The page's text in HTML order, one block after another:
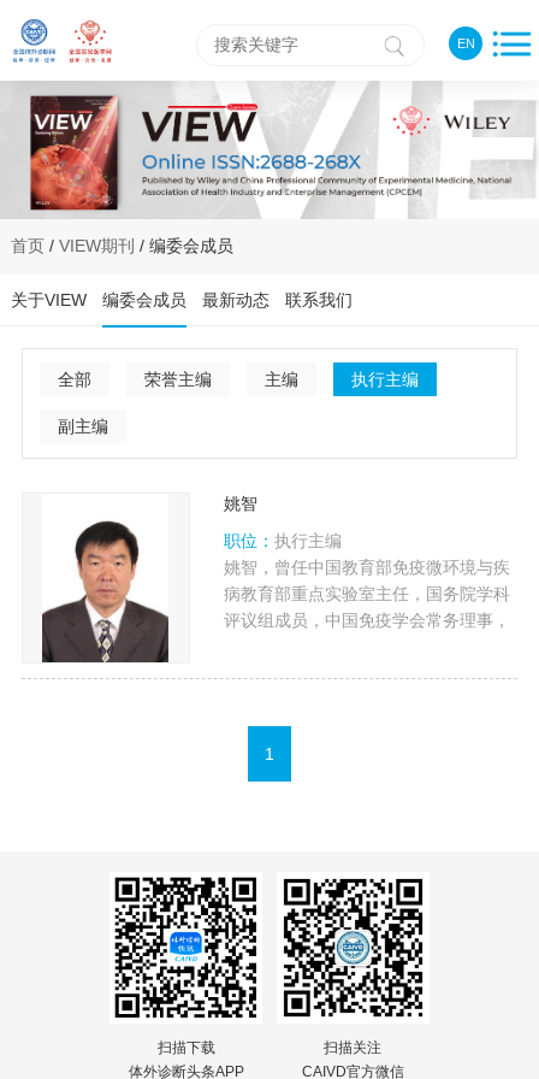
EN
首页/ VIEW期刊 / 编委会成员
关于VIEW 编委会成员 最新动态 联系我们
全部 荣誉主编 主编 执行主编
副主编
姚智
职位： 执行主编
姚智，曾任中国教育部免疫微环境与疾
病教育部重点实验室主任，国务院学科
评议组成员，中国免疫学会常务理事，
1
扫描下载
体外诊断头条APP
扫描关注
CAIVD官方微信